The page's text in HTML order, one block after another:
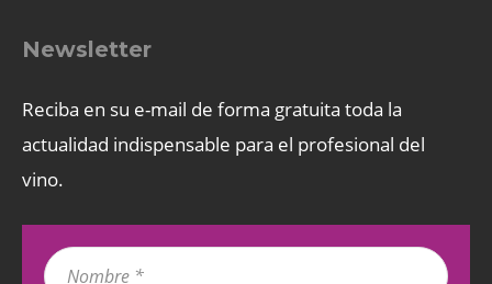
Newsletter
Reciba en su e-mail de forma gratuita toda la
actualidad indispensable para el profesional del
vino.